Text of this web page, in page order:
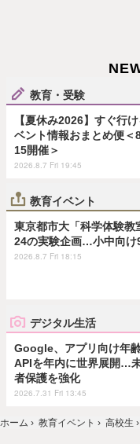
教育・受験
【夏休み2026】すぐ行
ベント情報おまとめ便＜
15開催＞
2026.8.7 Fri 19:45
教育イベント
東京都市大「科学体験教
24の実験企画…小中向け
2026.8.7 Fri 18:15
デジタル生活
Google、アプリ向け年
APIを年内に世界展開…
者保護を強化
2026.7.31 Fri 13:45
ホーム › 教育イベント › 高校生 ›